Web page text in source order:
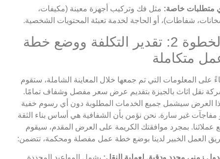
متطلبات خاصة: مثل فك وتركيب أجهزة معينة (مكيفات،
شفاطات)، أو الحاجة لخدمة تعبئة المحتويات الشخصية.
الخطوة 2: تقدير التكلفة ووضع خطة
متكاملة
على المعلومات التي تم جمعها خلال المعاينة الشاملة، ستقوم
نقل اثاث بالجيزة بتقديم عرض سعر مفصل وشفاف تمامًا.
العرض سيشمل جميع الخدمات المطلوبة دون أي رسوم خفية
مفاجآت غير سارة. نحن نؤمن بأن الشفافية هي أساس بناء الثقة
عملائنا. بمجرد موافقتك الكريمة على العرض المقدم، سيقوم
العمل الخبير لدينا بوضع خطة عمل مفصلة ومحكمة، تتضمن:
زمني محدد ودقيق لعملية النقل: يشمل المواعيد المحددة